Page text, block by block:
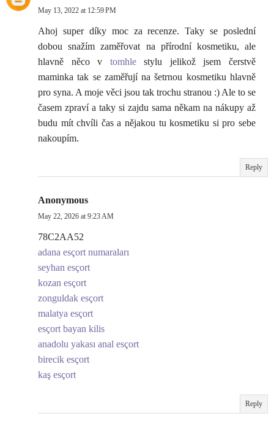
May 13, 2022 at 12:59 PM
Ahoj super díky moc za recenze. Taky se poslední
dobou snažím zaměřovat na přírodní kosmetiku, ale
hlavně něco v tomhlestylu jelikož jsem čerstvě
maminka tak se zaměřují na šetrnou kosmetiku hlavně
pro syna. A moje věci jsou tak trochu stranou :) Ale to se
časem zpraví a taky si zajdu sama někam na nákupy až
budu mít chvíli čas a nějakou tu kosmetiku si pro sebe
nakoupím.
Reply
Anonymous
May 22, 2026 at 9:23 AM
78C2AA52
adana esçort numaraları
seyhan esçort
kozan esçort
zonguldak esçort
malatya esçort
esçort bayan kilis
anadolu yakası anal esçort
birecik esçort
kaş esçort
Reply